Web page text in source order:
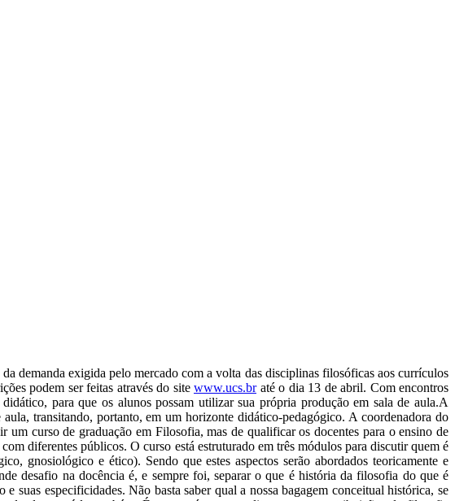
demanda exigida pelo mercado com a volta das disciplinas filosóficas aos currículos
podem ser feitas através do site www.ucs.braté o dia 13 de abril. Com encontros
para que os alunos possam utilizar sua própria produção em sala de aula.A
transitando, portanto, em um horizonte didático-pedagógico. A coordenadora do
curso de graduação em Filosofia, mas de qualificar os docentes para o ensino de
diferentes públicos. O curso está estruturado em três módulos para discutir quem é
gnosiológico e ético). Sendo que estes aspectos serão abordados teoricamente e
desafio na docência é, e sempre foi, separar o que é história da filosofia do que é
especificidades. Não basta saber qual a nossa bagagem conceitual histórica, se